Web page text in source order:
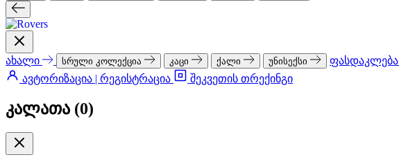
ახალი სრული კოლექცია კაცი ქალი უნისექსი
ფასდაკლება
ავტორიზაცია | რეგისტრაცია
შეკვეთის თრექინგი
კალათა (0)